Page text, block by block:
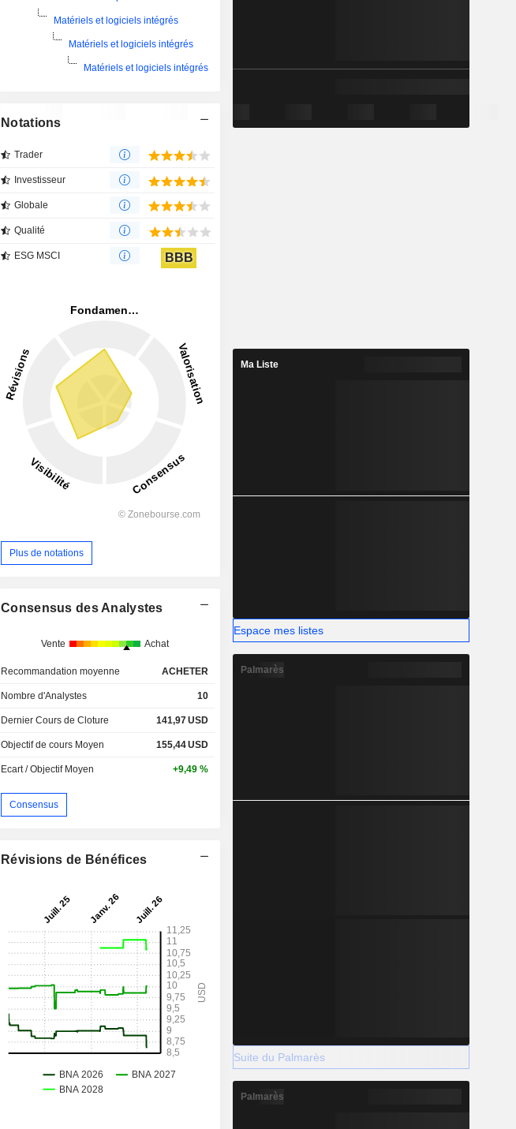
9,44 Md
8,54 Md
2,72 Md
(USD)
Matériels et logiciels intégrés
Matériels et logiciels intégrés
Matériels et logiciels intégrés
Notations
Trader
Investisseur
Globale
Qualité
ESG MSCI BBB
Plus de notations
Consensus des Analystes
Vente Achat
Recommandation moyenne ACHETER
Nombre d'Analystes 10
Dernier Cours de Cloture 141,97USD
Objectif de cours Moyen 155,44USD
Ecart / Objectif Moyen +9,49 %
Consensus
Révisions de Bénéfices
Ma Liste
Espace mes listes
Palmarès
Suite du Palmarès
Palmarès